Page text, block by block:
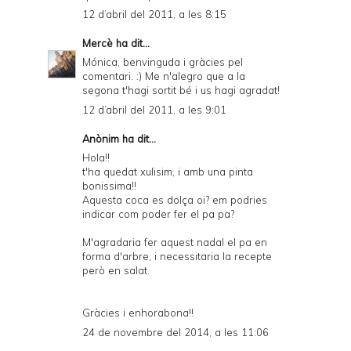
12 d’abril del 2011, a les 8:15
Mercè ha dit...
Mónica, benvinguda i gràcies pel
comentari. :) Me n'alegro que a la
segona t'hagi sortit bé i us hagi agradat!
12 d’abril del 2011, a les 9:01
Anònim ha dit...
Hola!!
t'ha quedat xulisim, i amb una pinta
bonissima!!
Aquesta coca es dolça oi? em podries
indicar com poder fer el pa pa?
M'agradaria fer aquest nadal el pa en
forma d'arbre, i necessitaria la recepte
però en salat.
Gràcies i enhorabona!!
24 de novembre del 2014, a les 11:06